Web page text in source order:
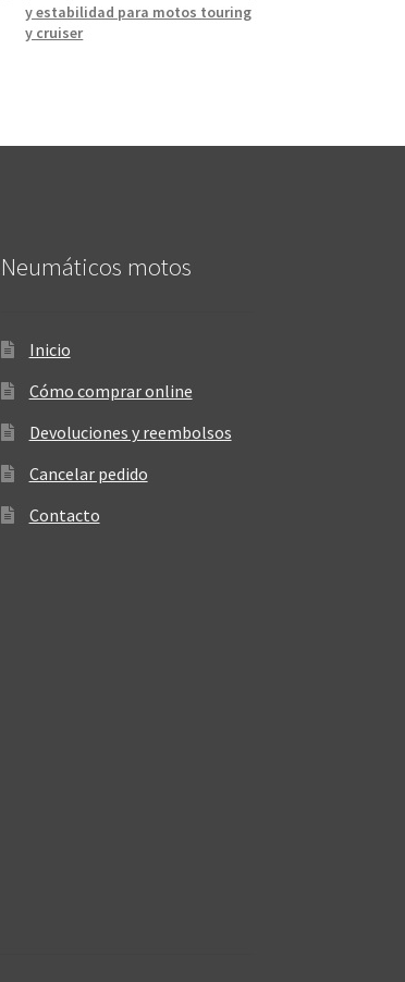
y estabilidad para motos touring
y cruiser
Neumáticos motos
Inicio
Cómo comprar online
Devoluciones y reembolsos
Cancelar pedido
Contacto